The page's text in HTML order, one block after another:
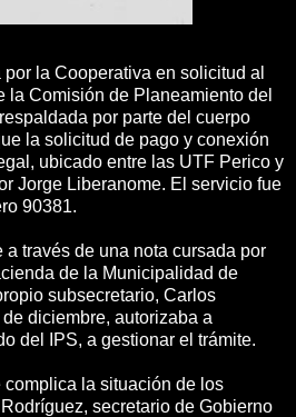
la Cooperativa en solicitud al
la Comisión de Planeamiento del
por parte del cuerpo
la solicitud de pago y conexión
ubicado entre las UTF Perico y
Jorge Liberanome. El servicio fue
90381.
a través de una nota cursada por
de la Municipalidad de
subsecretario, Carlos
diciembre, autorizaba a
del IPS, a gestionar el trámite.
la situación de los
secretario de Gobierno